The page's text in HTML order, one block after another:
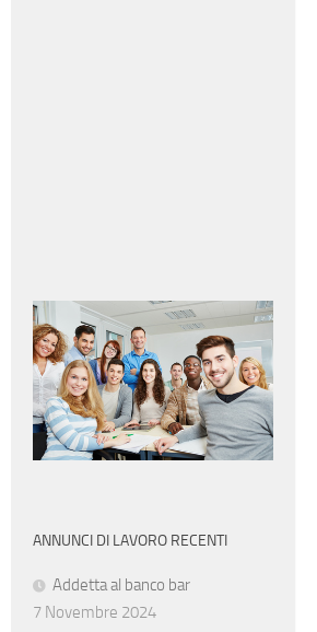
ANNUNCI DI LAVORO RECENTI
Addetta al banco bar
7 Novembre 2024